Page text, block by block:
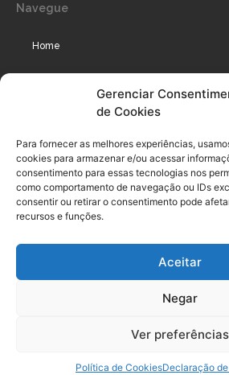
Gerenciar
de Cookies
Para fornecer as melhores experiências,
cookies para armazenar e/ou acessar
consentimento para essas tecnologias nos
como comportamento de navegação ou IDs
consentir ou retirar o consentimento pode
recursos e funções.
Aceitar
Negar
Ver preferências
Política de CookiesDeclaração
Navegue
Home
Podcast
Legal
Termo de uso do usuário e assinante
Termos de Uso dos Cursos